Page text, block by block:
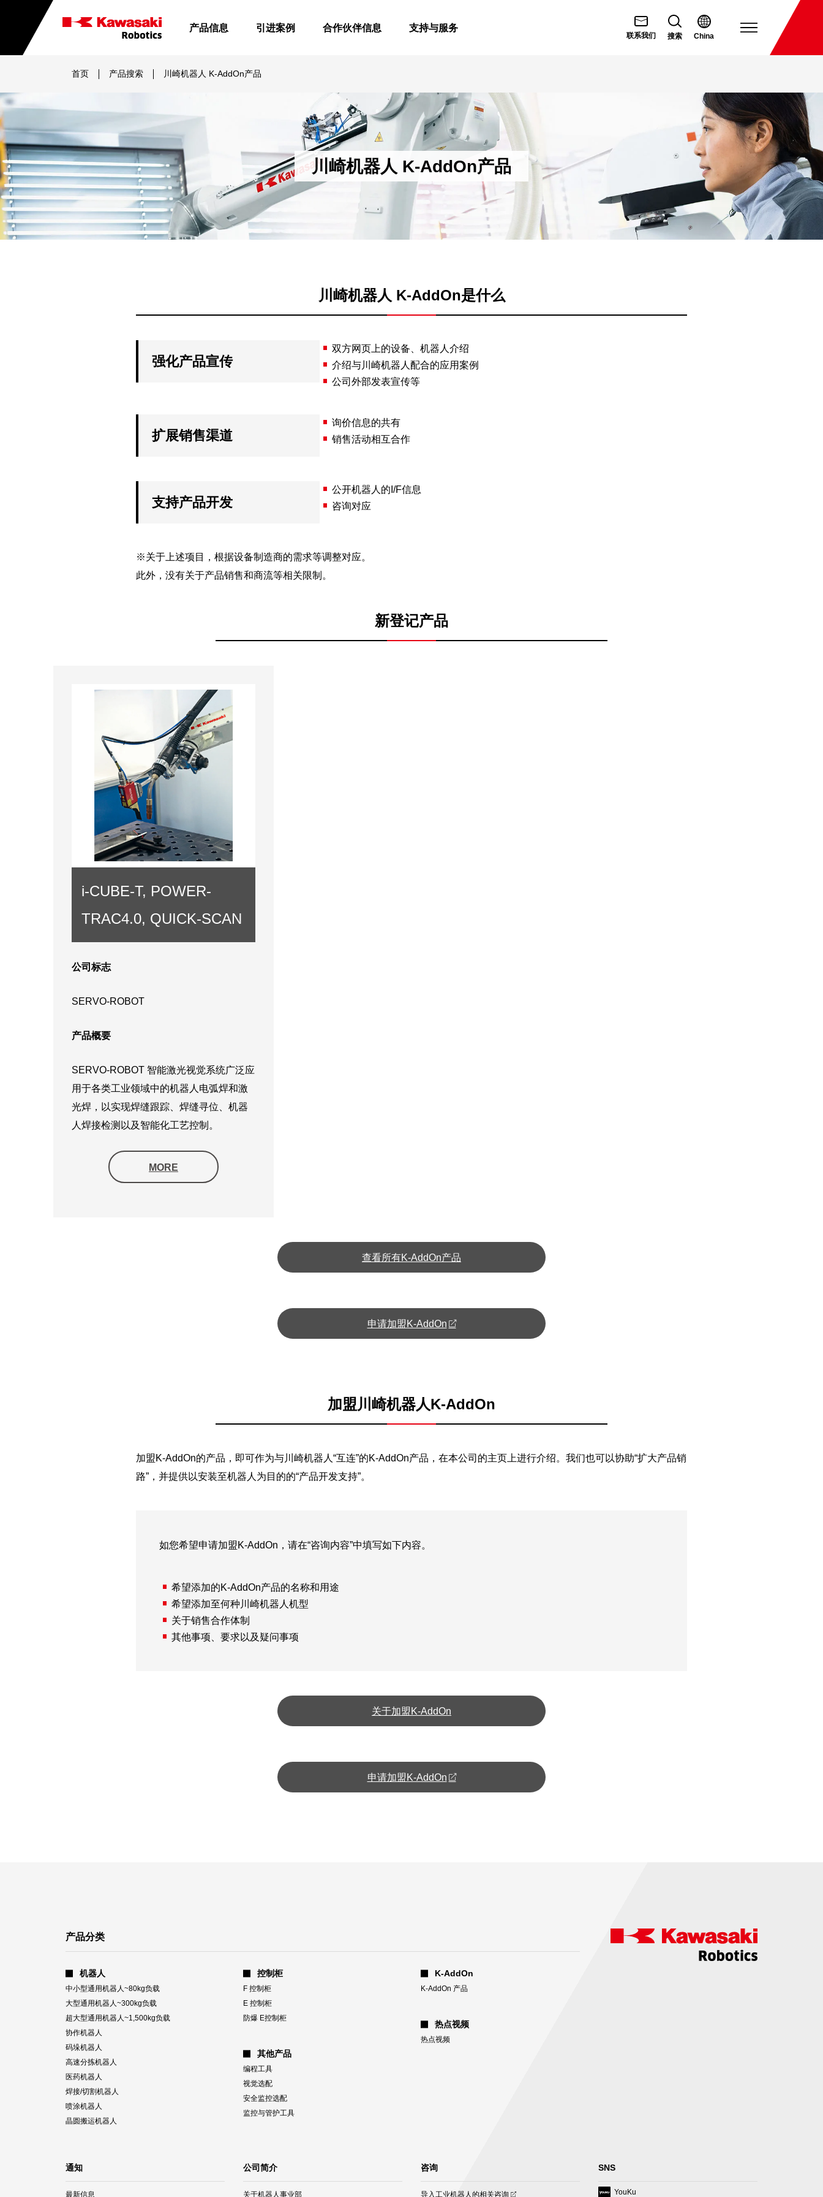
内
人
（天
津）
有
限
公
司
产品信息 引进案例 合作伙伴信息 支持与服务
联系我们 搜索 China
打
首页 产品搜索 川崎机器人 K-AddOn产品
川崎机器人 K-AddOn产品
川崎机器人 K-AddOn是什么
强化产品宣传
双方网页上的设备、机器人介绍
介绍与川崎机器人配合的应用案例
公司外部发表宣传等
扩展销售渠道
询价信息的共有
销售活动相互合作
支持产品开发
公开机器人的I/F信息
咨询对应
※关于上述项目，根据设备制造商的需求等调整对应。
此外，没有关于产品销售和商流等相关限制。
新登记产品
i-CUBE-T, POWER-
TRAC4.0, QUICK-SCAN
公司标志
SERVO-ROBOT
产品概要
SERVO-ROBOT 智能激光视觉系统广泛应
用于各类工业领域中的机器人电弧焊和激
光焊，以实现焊缝跟踪、焊缝寻位、机器
人焊接检测以及智能化工艺控制。
MORE
查看所有K-AddOn产品
申请加盟K-AddOn(opens
加盟川崎机器人K-AddOn
加盟K-AddOn的产品，即可作为与川崎机器人“互连”的K-AddOn产品，在本公司的主页上进行介绍。我们也可以协助“扩大产品销
路”，并提供以安装至机器人为目的的“产品开发支持”。
如您希望申请加盟K-AddOn，请在“咨询内容”中填写如下内容。
希望添加的K-AddOn产品的名称和用途
希望添加至何种川崎机器人机型
关于销售合作体制
其他事项、要求以及疑问事项
关于加盟K-AddOn
申请加盟K-AddOn(opens
产品分类
机器人
中小型通用机器人~80kg负载
大型通用机器人~300kg负载
超大型通用机器人~1,500kg负载
协作机器人
码垛机器人
高速分拣机器人
医药机器人
焊接/切割机器人
喷涂机器人
晶圆搬运机器人
控制柜
F 控制柜
E 控制柜
防爆 E控制柜
其他产品
编程工具
视觉选配
安全监控选配
监控与管护工具
K-AddOn
K-AddOn 产品
热点视频
热点视频
通知
最新信息
公司简介
关于机器人事业部
咨询
导入工业机器人的相关咨询
(opens
SNS
YouKu
(opens